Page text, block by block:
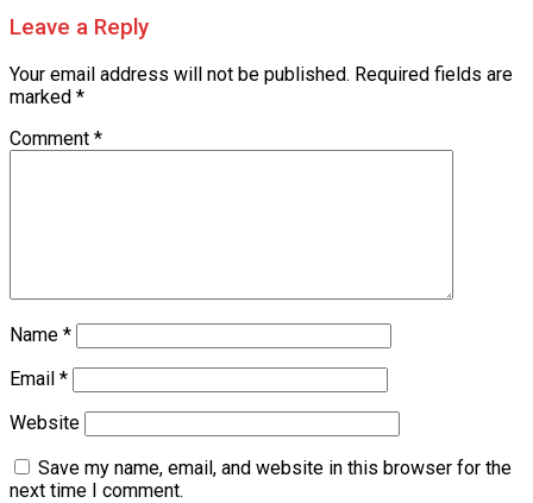
Leave a Reply
Your email address will not be published. Required fields are
marked *
Comment *
Name *
Email *
Website
Save my name, email, and website in this browser for the
next time I comment.